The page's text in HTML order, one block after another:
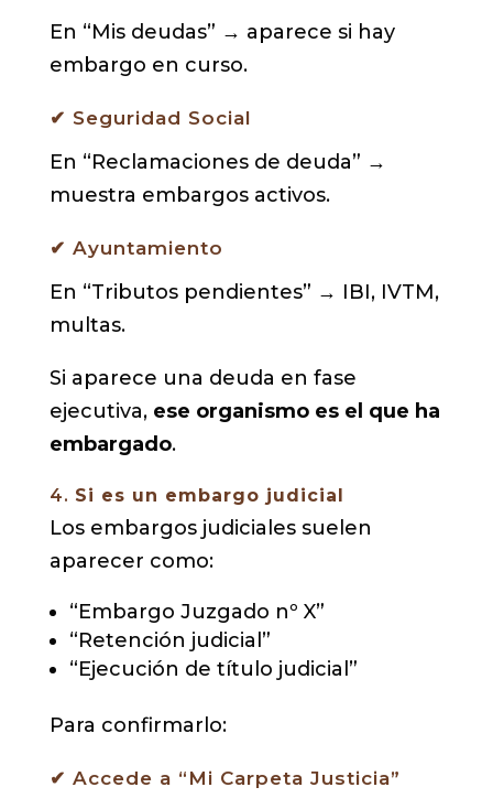
En “Mis deudas” → aparece si hay
embargo en curso.
✔ Seguridad Social
En “Reclamaciones de deuda” →
muestra embargos activos.
✔ Ayuntamiento
En “Tributos pendientes” → IBI, IVTM,
multas.
Si aparece una deuda en fase
ejecutiva, ese organismo es el que ha
embargado.
4. Si es un embargo judicial
Los embargos judiciales suelen
aparecer como:
“Embargo Juzgado nº X”
“Retención judicial”
“Ejecución de título judicial”
Para confirmarlo:
✔ Accede a “Mi Carpeta Justicia”